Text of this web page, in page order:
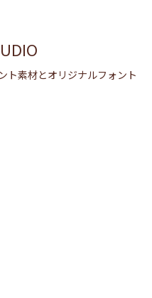
ト素材とオリジナルフォントサイド